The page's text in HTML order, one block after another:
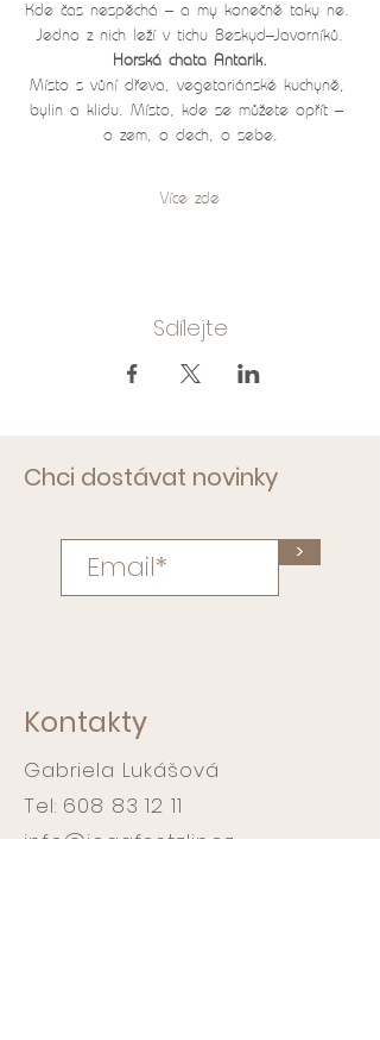
Kde čas nespěchá – a my konečně taky ne.
Jedno z nich leží v tichu Beskyd–Javorníků.
Horská chata Antarik.
Místo s vůní dřeva, vegetariánské kuchyně,
bylin a klidu. Místo, kde se můžete opřít –
o zem, o dech, o sebe.
Více zde
Sdílejte
Chci dostávat novinky
>
Kontakty
Gabriela Lukášová
Tel: 608 83 12 11
info@jogafestzlin.cz